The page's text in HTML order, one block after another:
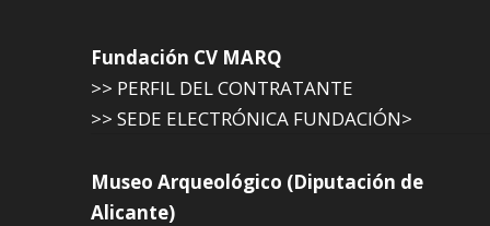
Fundación CV MARQ
>> PERFIL DEL CONTRATANTE
>> SEDE ELECTRÓNICA FUNDACIÓN>
Museo Arqueológico (Diputación de
Alicante)